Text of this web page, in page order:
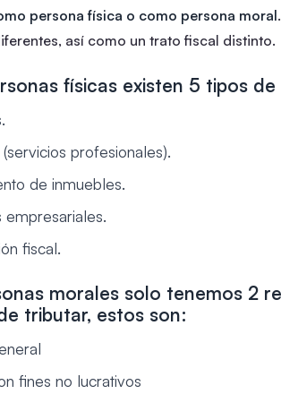
persona física o como persona moral
así como un trato fiscal distinto.
físicas existen 5 tipos
profesionales).
de inmuebles.
empresariales.
fiscal.
morales solo tenemos 2
tributar, estos son:
fines no lucrativos